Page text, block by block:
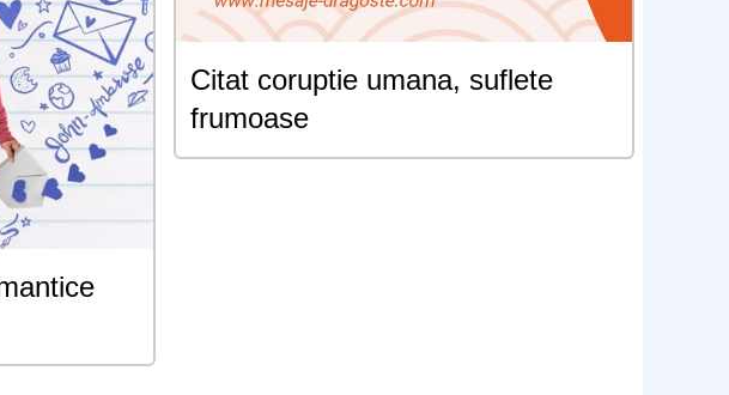
Citat coruptie umana, suflete
frumoase